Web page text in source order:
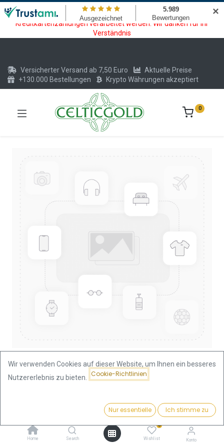
Wartungsarbeiten am Kreditkarten und Krypto Bezahlmodul. In der
Zeit vom 20.07. - 09.08.2026 können keine Krypto oder
Kreditkartenzahlungen verarbeitet werden. Wir danken für Ihr
Verständnis
Preis:
939,75€ Kaufen
Home Search
0
Wishlist Konto
Versicherter Versand ab 7,50 Euro
Aktuelle Preise
+130.000 Bestellungen
Krypto Währungen akzeptiert
0
Lunar I Ziege 1/4oz Goldmünze
2003
Wir verwenden Cookies auf dieser Website, um Ihnen ein besseres
Nutzererlebnis zu bieten.
Cookie-Richtlinien
Nur essentielle Ich stimme zu
✕